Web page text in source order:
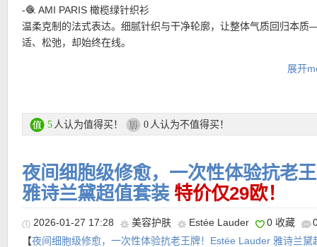
装饰，却处处透着 Longchamp 最经典的法式实用美学。
直达购买链接见此
-🧶 AMI PARIS 橄榄绿针织衫
温柔克制的法式表达。细腻针织与干净轮廓，让整体气质回归本
适、松弛，却始终在线。
柔软到几乎没有攻击性的存在。蓬松质感与极简廓形结合。看似随
简约纯色+大logo但是一点都不俗气！介于居家与出街之间的模糊边
复活节大促专场直达链接在此
★ 折上8折优惠码：FLASH20仅标注以下黄色标签等单品能用，
月6日！
展开
5 人认为值得买！ 0 人认为不值得买！
夜间细胞级修愈，一次性体验抗老
雅诗兰黛超值套装 特价仅29欧！
2026-01-27 17:28 美容护肤 Estée Lauder 0 收藏
【夜间细胞级修愈，一次性体验抗老王牌！Estée Lauder 雅诗兰黛